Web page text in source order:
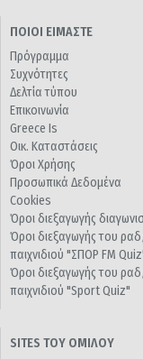
ΠΟΙΟΙ ΕΙΜΑΣΤΕ
Πρόγραμμα
Συχνότητες
Δελτία τύπου
Επικοινωνία
Greece Is
Οικ. Καταστάσεις
Όροι Χρήσης
Προσωπικά Δεδομένα
Cookies
Όροι διεξαγωγής
Όροι διεξαγωγής του
παιχνιδιού "ΣΠΟΡ FM
Όροι διεξαγωγής του
παιχνιδιού "Sport Quiz"
SITES ΤΟΥ ΟΜΙΛΟΥ